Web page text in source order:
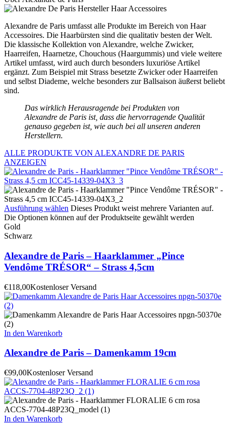
Alexandre de Paris umfasst alle Produkte im Bereich von Haar
Accessoires. Die Haarbürsten sind die qualitativ besten der Welt.
Die klassische Kollektion von Alexandre, welche Zwicker,
Haarreifen, Haarnetze, Chouchous (Haargummis) und viele weitere
Artikel umfasst, wird auch durch besonders luxuriöse Artikel
ergänzt. Zum Beispiel mit Strass besetzte Zwicker oder Haarreifen
und selbst Diademe, welche besonders zur Ballsaison äußerst beliebt
sind.
Das wirklich Herausragende bei Produkten von
Alexandre de Paris ist, dass die hervorragende Qualität
genauso gegeben ist, wie auch bei all unseren anderen
Herstellern.
ALLE PRODUKTE VON ALEXANDRE DE PARIS
ANZEIGEN
Ausführung wählen Dieses Produkt weist mehrere Varianten auf.
Die Optionen können auf der Produktseite gewählt werden
Gold
Schwarz
Alexandre de Paris – Haarklammer „Pince
Vendôme TRÉSOR“ – Strass 4,5cm
€118,00Kostenloser Versand
In den Warenkorb
Alexandre de Paris – Damenkamm 19cm
€99,00Kostenloser Versand
In den Warenkorb